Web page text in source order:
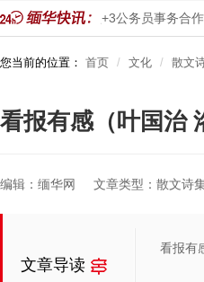
缅甸出席东盟+3公务员事务合作
您当前的位置： 首页 文化 散文
看报有感（叶国治
编辑：缅华网 文章类型：散文诗
文章导读
看报有